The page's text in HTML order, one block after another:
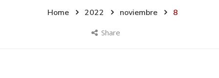
Home 2022 noviembre 8
Share